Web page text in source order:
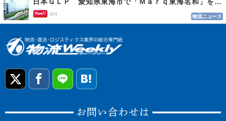
New!! 8/4 物流ニュース